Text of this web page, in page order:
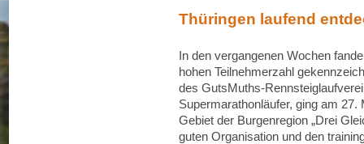
Thüringen laufend
In den vergangenen Wochen
hohen Teilnehmerzahl
des GutsMuths-
Supermarathonläufer, ging am
Gebiet der Burgenregion „Drei
guten Organisation und den